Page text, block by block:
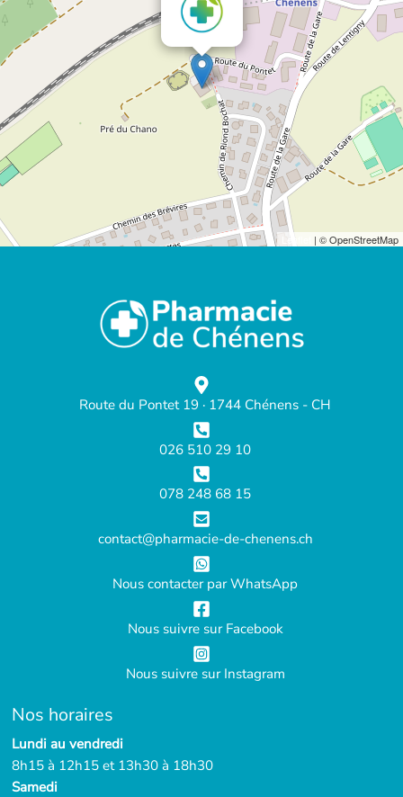
| © OpenStreetMap
Route du Pontet 19 · 1744 Chénens - CH
026 510 29 10
078 248 68 15
contact@pharmacie-de-chenens.ch
Nous contacter par WhatsApp
Nous suivre sur Facebook
Nous suivre sur Instagram
Nos horaires
Lundi au vendredi
8h15 à 12h15 et 13h30 à 18h30
Samedi